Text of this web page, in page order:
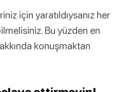
için yaratıldıysanız her
Bu yüzden en
konuşmaktan